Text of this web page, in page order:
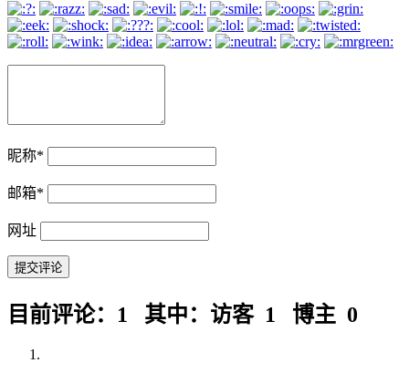
昵称*
邮箱*
网址
目前评论：1 其中：访客 1 博主 0